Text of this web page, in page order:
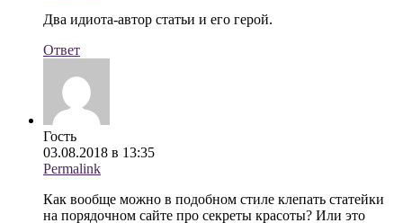
Два идиота-автор статьи и его герой.
Ответ
Гость
03.08.2018 в 13:35
Permalink
Как вообще можно в подобном стиле клепать статейки
на порядочном сайте про секреты красоты? Или это